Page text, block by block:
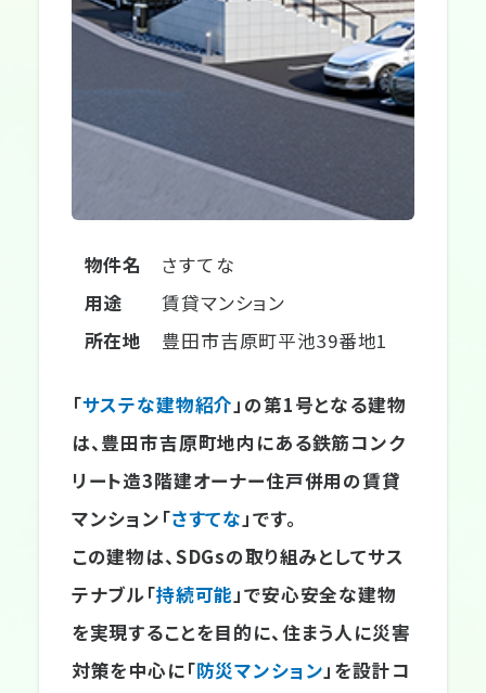
物件名
さすてな
用途
賃貸マンション
所在地
豊田市吉原町平池39番地1
「サステな建物紹介 」の第1号となる建物
は、豊田市吉原町地内にある鉄筋コンク
リート造3階建オーナー住戸併用の賃貸
マンション「さすてな 」です。
この建物は、SDGsの取り組みとしてサス
テナブル「持続可能 」で安心安全な建物
を実現することを目的に、住まう人に災害
対策を中心に「防災マンション 」を設計コ